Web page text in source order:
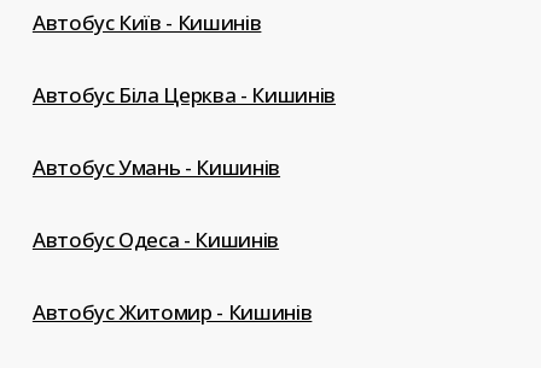
Автобус Київ - Кишинів
Автобус Біла Церква - Кишинів
Автобус Умань - Кишинів
Автобус Одеса - Кишинів
Автобус Житомир - Кишинів